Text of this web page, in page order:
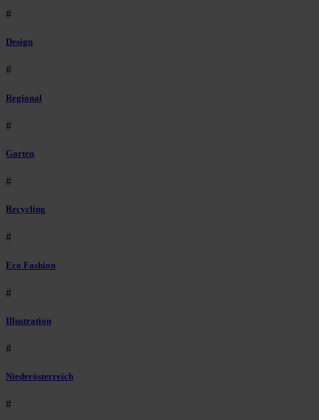
#
Design
#
Regional
#
Garten
#
Recycling
#
Eco Fashion
#
Illustration
#
Niederösterreich
#